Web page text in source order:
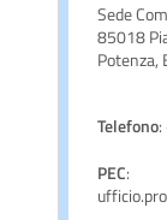
Sede
85018
Potenza,
Telefono
PEC: